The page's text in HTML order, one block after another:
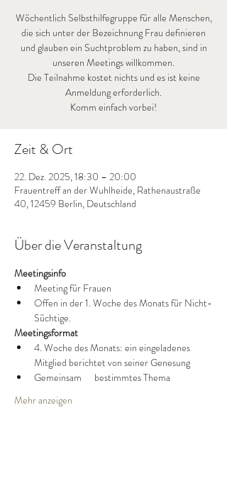
Wöchentlich Selbsthilfegruppe für alle Menschen,
die sich unter der Bezeichnung Frau definieren
und glauben ein Suchtproblem zu haben, sind in
unseren Meetings willkommen.
Die Teilnahme kostet nichts und es ist keine
Anmeldung erforderlich.
Komm einfach vorbei!
Zeit & Ort
22. Dez. 2025, 18:30 – 20:00
Frauentreff an der Wuhlheide, Rathenaustraße
40, 12459 Berlin, Deutschland
Über die Veranstaltung
Meetingsinfo
Meeting für Frauen
Offen in der 1. Woche des Monats für Nicht-
Süchtige.
Meetingsformat
4. Woche des Monats: ein eingeladenes
Mitglied berichtet von seiner Genesung
Gemeinsam      bestimmtes Thema
Mehr anzeigen